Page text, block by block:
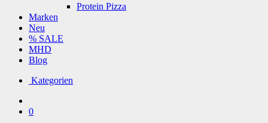
Protein Pizza
Marken
Neu
% SALE
MHD
Blog
Kategorien
0